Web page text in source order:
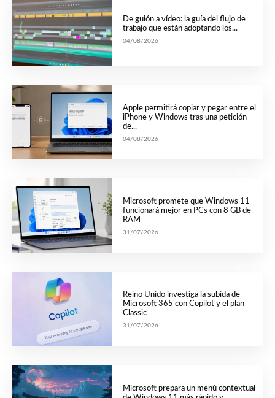
De guión a vídeo: la guía del flujo de
trabajo que están adoptando los...
04/08/2026
Apple permitirá copiar y pegar entre el
iPhone y Windows tras una petición
de...
04/08/2026
Microsoft promete que Windows 11
funcionará mejor en PCs con 8 GB de
RAM
31/07/2026
Reino Unido investiga la subida de
Microsoft 365 con Copilot y el plan
Classic
31/07/2026
Microsoft prepara un menú contextual